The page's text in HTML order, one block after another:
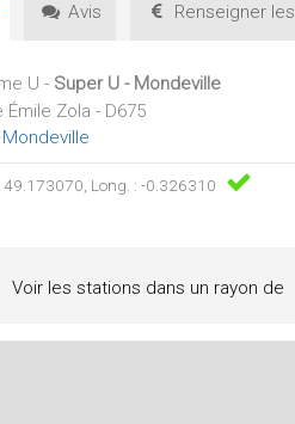
Avis Renseigner les
U - Super U - Mondeville
Émile Zola - D675
Mondeville
49.173070, Long. : -0.326310
Voir les stations dans un rayon de